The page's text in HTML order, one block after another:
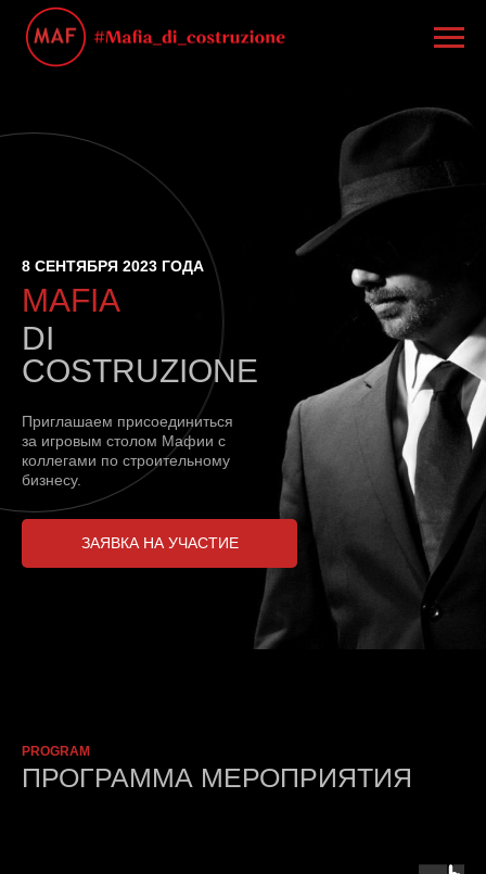
MAFIA
Приглашаем присоединиться
за игровым столом Мафии с
коллегами по строительному
бизнесу.
ЗАЯВКА НА УЧАСТИЕ
8 СЕНТЯБРЯ 2023 ГОДА
DI
COSTRUZIONE
ПРОГРАММА МЕРОПРИЯТИЯ
PROGRAM